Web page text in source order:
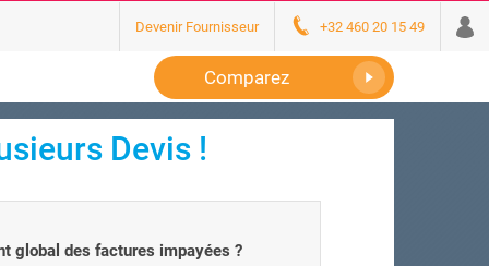
Devenir Fournisseur +32 460 20 15 49
Comparez
Devis !
global des factures impayées ?